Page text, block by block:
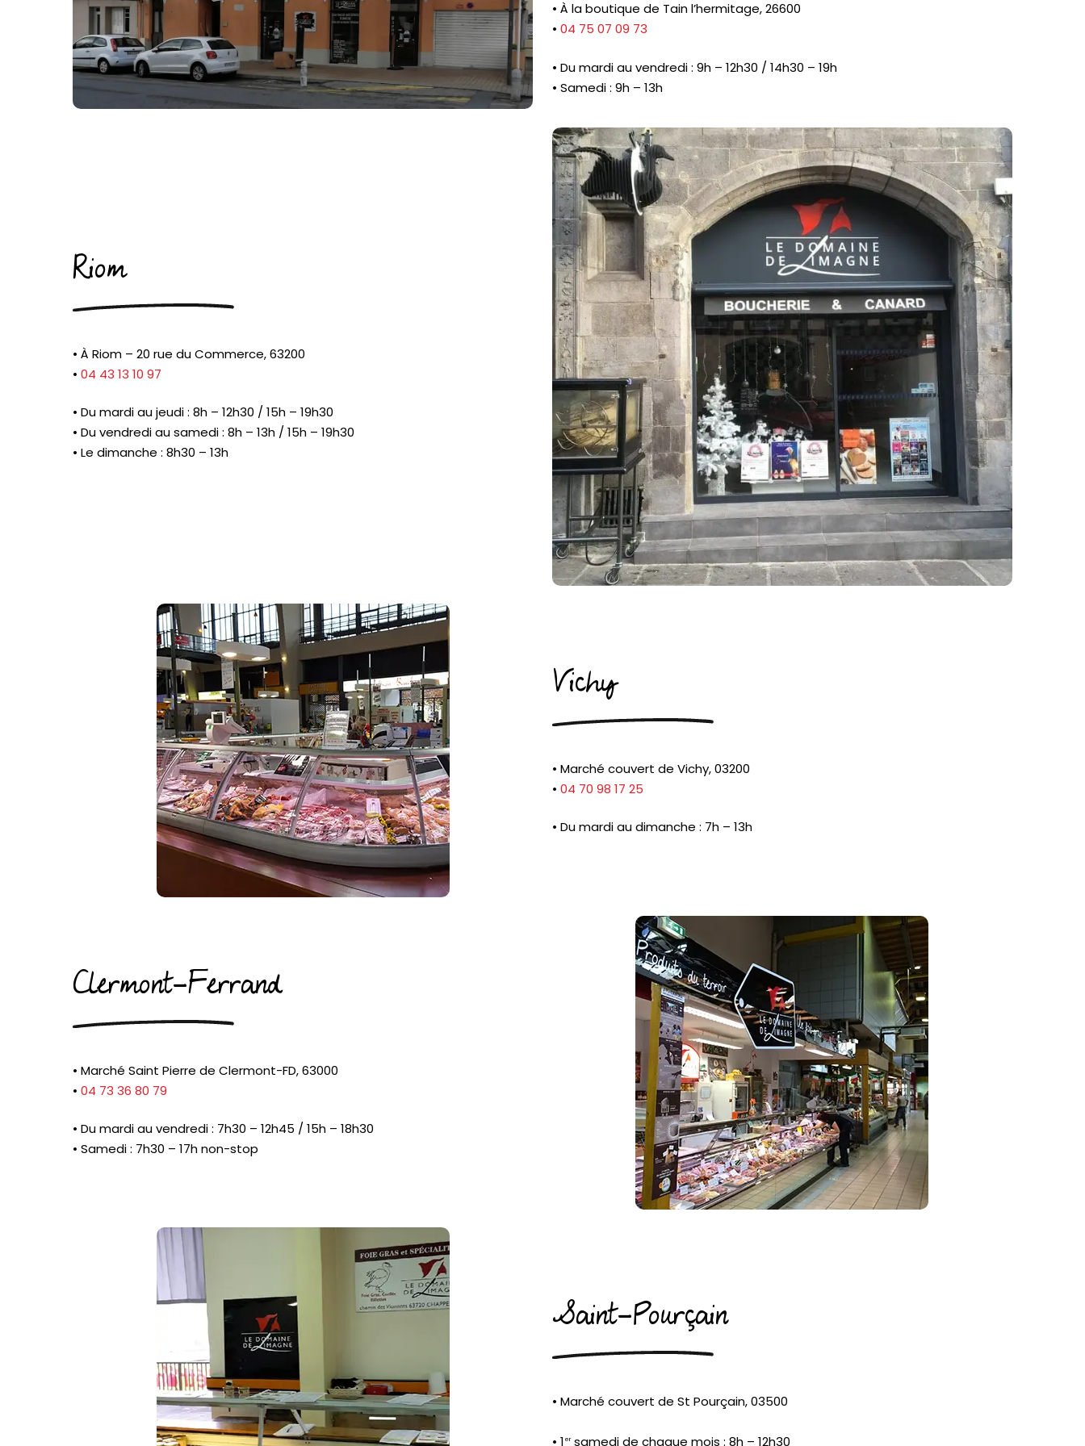
• À la boutique de Tain l’hermitage, 26600
• 04 75 07 09 73
• Du mardi au vendredi : 9h – 12h30 / 14h30 – 19h
• Samedi : 9h – 13h
Riom
• À Riom – 20 rue du Commerce, 63200
•04 43 13 10 97
• Du mardi au jeudi : 8h – 12h30 / 15h – 19h30
• Du vendredi au samedi : 8h – 13h / 15h – 19h30
• Le dimanche : 8h30 – 13h
Vichy
• Marché couvert de Vichy, 03200
• 04 70 98 17 25
• Du mardi au dimanche : 7h – 13h
Clermont-Ferrand
• Marché Saint Pierre de Clermont-FD, 63000
•04 73 36 80 79
• Du mardi au vendredi : 7h30 – 12h45 / 15h – 18h30
• Samedi : 7h30 – 17h non-stop
Saint-Pourçain
• Marché couvert de St Pourçain, 03500
• 1ersamedi de chaque mois : 8h – 12h30